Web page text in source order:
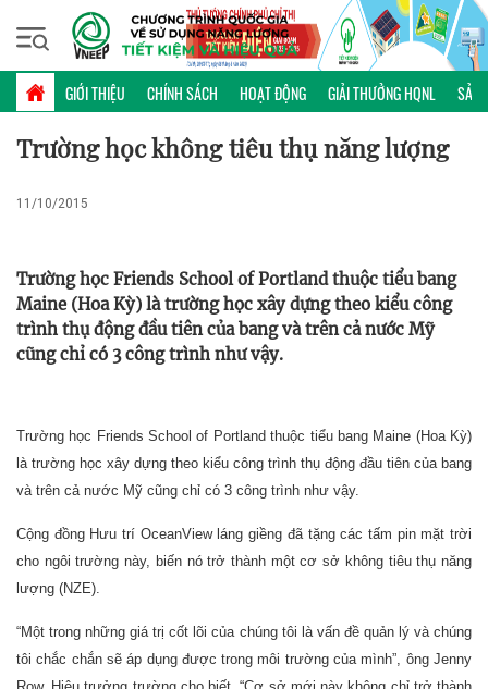
GIỚI THIỆU CHÍNH SÁCH HOẠT ĐỘNG GIẢI THƯỞNG HQNL SẢN
Thứ năm, 06/08/2026 | 13:01 GMT+7
ĐIỂN HÌNH
Trường học không tiêu thụ năng lượng
11/10/2015
Trường học Friends School of Portland thuộc tiểu bang
Maine (Hoa Kỳ) là trường học xây dựng theo kiểu công
trình thụ động đầu tiên của bang và trên cả nước Mỹ
cũng chỉ có 3 công trình như vậy.
Trường học Friends School of Portland thuộc tiểu bang Maine (Hoa Kỳ)
là trường học xây dựng theo kiểu công trình thụ động đầu tiên của bang
và trên cả nước Mỹ cũng chỉ có 3 công trình như vậy.
Cộng đồng Hưu trí OceanView láng giềng đã tặng các tấm pin mặt trời
cho ngôi trường này, biến nó trở thành một cơ sở không tiêu thụ năng
lượng (NZE).
“Một trong những giá trị cốt lõi của chúng tôi là vấn đề quản lý và chúng
tôi chắc chắn sẽ áp dụng được trong môi trường của mình”, ông Jenny